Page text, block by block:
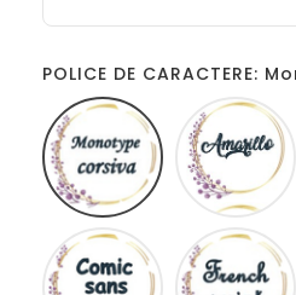
POLICE DE CARACTERE:
Monotype
corsiva
Comic
sans
ms